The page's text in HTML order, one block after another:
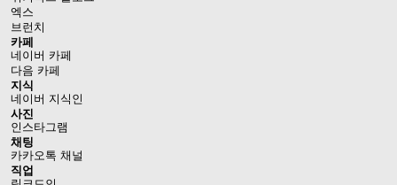
엑스
브런치
카페
네이버 카페
다음 카페
지식
네이버 지식인
사진
인스타그램
채팅
카카오톡 채널
직업